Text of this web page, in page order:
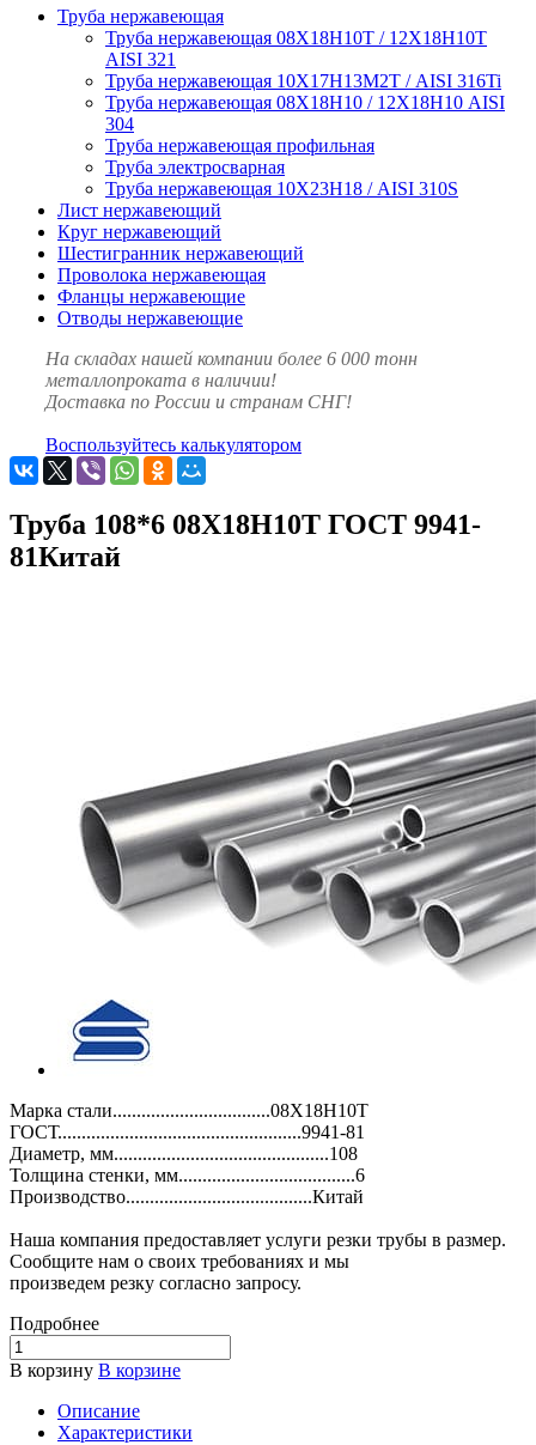
Труба нержавеющая
Труба нержавеющая 08Х18Н10Т / 12Х18Н10Т
AISI 321
Труба нержавеющая 10Х17Н13М2Т / AISI 316Ti
Труба нержавеющая 08Х18Н10 / 12Х18Н10 AISI
304
Труба нержавеющая профильная
Труба электросварная
Труба нержавеющая 10Х23Н18 / AISI 310S
Лист нержавеющий
Круг нержавеющий
Шестигранник нержавеющий
Проволока нержавеющая
Фланцы нержавеющие
Отводы нержавеющие
На складах нашей компании более 6 000 тонн
металлопроката в наличии!
Доставка по России и странам СНГ!
Воспользуйтесь калькулятором
Труба 108*6 08Х18Н10Т ГОСТ 9941-
81Китай
Марка стали.................................08Х18Н10Т
ГОСТ...................................................9941-81
Диаметр, мм.............................................108
Толщина стенки, мм.....................................6
Производство.......................................Китай
Наша компания предоставляет услуги резки трубы в размер.
Сообщите нам о своих требованиях и мы
произведем резку согласно запросу.
Подробнее
В корзину В корзине
Описание
Характеристики